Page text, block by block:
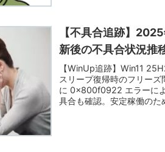
【不具合追跡】
新後の不具合状況推
【WinUp追跡】Win11
スリープ復帰時のフリー
に 0x800f0922 エラーに
具合も確認。安定稼働のた